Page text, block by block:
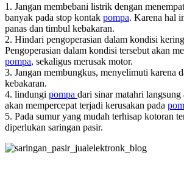
1. Jangan membebani listrik dengan
banyak pada stop kontak pompa. Karena hal
panas dan timbul kebakaran.
2. Hindari pengoperasian dalam kondisi
Pengoperasian dalam kondisi tersebut akan
pompa, sekaligus merusak motor.
3. Jangan membungkus, menyelimuti karena
kebakaran.
4. lindungi pompa dari sinar matahri langsung
akan mempercepat terjadi kerusakan pada
5. Pada sumur yang mudah terhisap kotoran
diperlukan saringan pasir.